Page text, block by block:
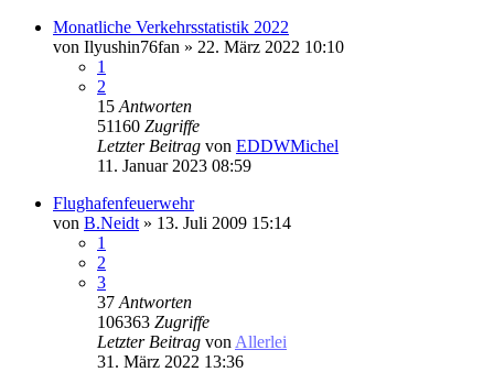
Monatliche Verkehrsstatistik 2022
von Ilyushin76fan » 22. März 2022 10:10
1
2
15 Antworten
51160 Zugriffe
Letzter Beitrag von EDDWMichel
11. Januar 2023 08:59
Flughafenfeuerwehr
von B.Neidt » 13. Juli 2009 15:14
1
2
3
37 Antworten
106363 Zugriffe
Letzter Beitrag von Allerlei
31. März 2022 13:36